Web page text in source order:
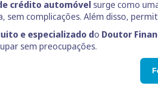
crédito automóvel surge como
sem complicações. Além disso,
e especializado do Doutor
sem preocupações.